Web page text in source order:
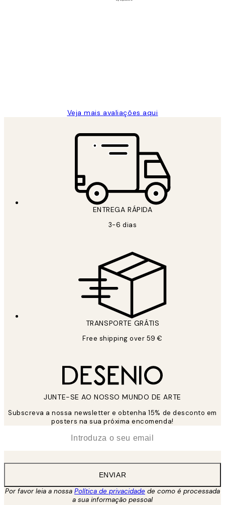
Veja mais avaliações aqui
ENTREGA RÁPIDA
3-6 dias
TRANSPORTE GRÁTIS
Free shipping over 59 €
JUNTE-SE AO NOSSO MUNDO DE ARTE
Subscreva a nossa newsletter e obtenha 15% de desconto em
posters na sua próxima encomenda!
ENVIAR
Por favor leia a nossa Política de privacidade de como é processada
a sua informação pessoal